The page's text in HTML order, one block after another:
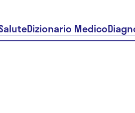
Dizionario Medico